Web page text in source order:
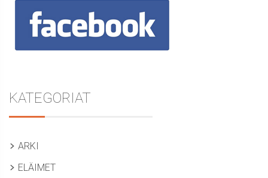
KATEGORIAT
ARKI
ELÄIMET